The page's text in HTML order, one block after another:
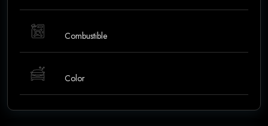
Combustible
Color